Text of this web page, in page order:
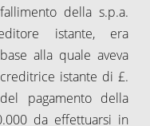
della s.p.a.
istante, era
alla quale aveva
istante di £.
pagamento della
da effettuarsi in